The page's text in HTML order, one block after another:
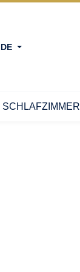
DE
SCHLAFZIMMER